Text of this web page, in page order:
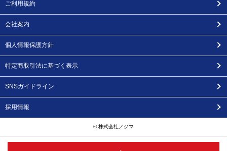
ご利用規約
会社案内
個人情報保護方針
特定商取引法に基づく表示
SNSガイドライン
採用情報
© 株式会社ノジマ